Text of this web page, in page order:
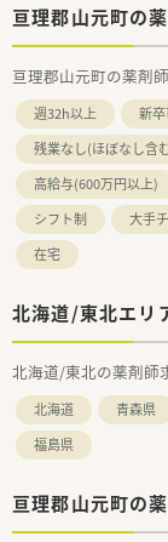
亘理郡山元町の
亘理郡山元町の薬剤
週32h以上 新
残業なし(ほぼなし含
高給与(600万円以上)
シフト制
大手
在宅
北海道/東北エリ
北海道/東北の薬剤師
北海道 青森県
福島県
亘理郡山元町の